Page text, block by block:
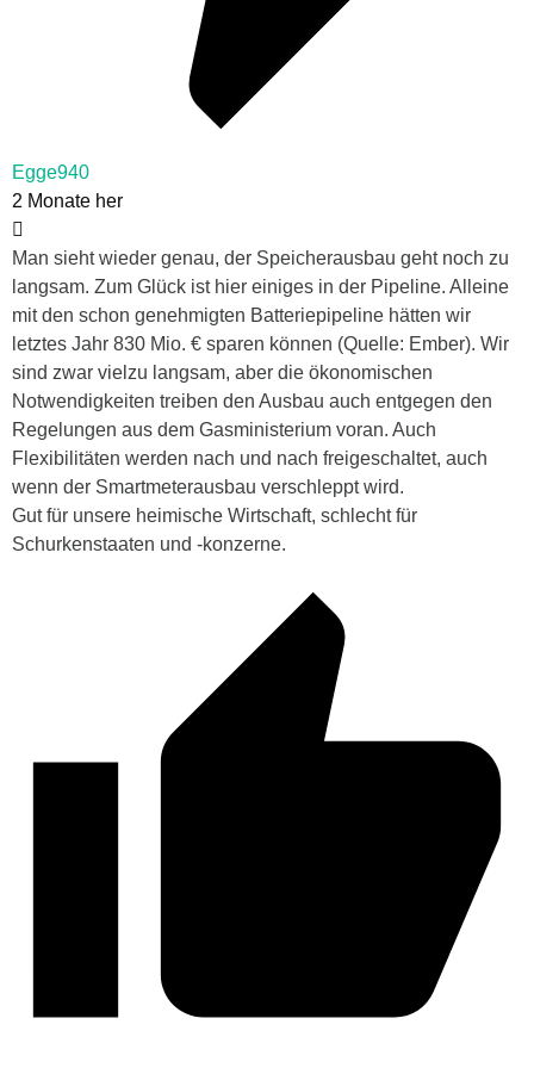
Egge940
2 Monate her
Man sieht wieder genau, der Speicherausbau geht noch zu
langsam. Zum Glück ist hier einiges in der Pipeline. Alleine
mit den schon genehmigten Batteriepipeline hätten wir
letztes Jahr 830 Mio. € sparen können (Quelle: Ember). Wir
sind zwar vielzu langsam, aber die ökonomischen
Notwendigkeiten treiben den Ausbau auch entgegen den
Regelungen aus dem Gasministerium voran. Auch
Flexibilitäten werden nach und nach freigeschaltet, auch
wenn der Smartmeterausbau verschleppt wird.
Gut für unsere heimische Wirtschaft, schlecht für
Schurkenstaaten und -konzerne.